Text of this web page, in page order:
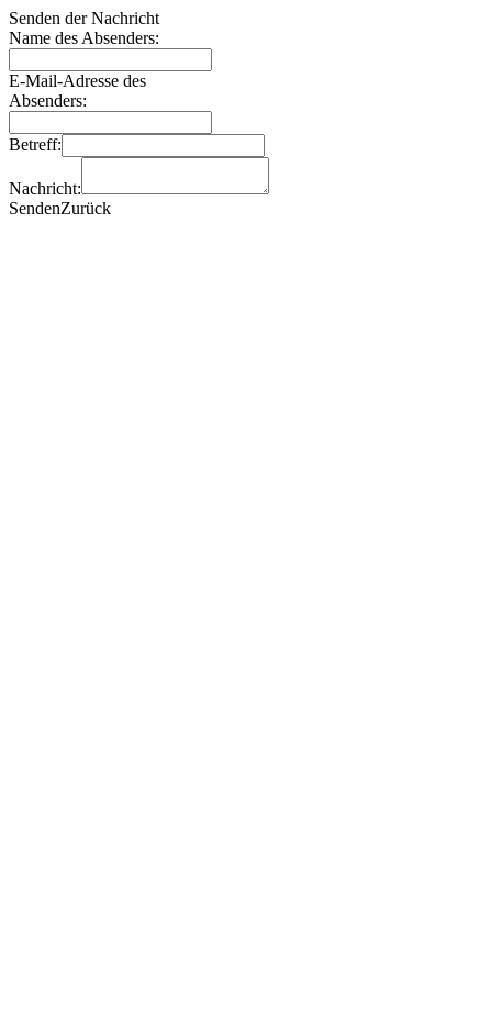
Senden der Nachricht
Name des Absenders:
E-Mail-Adresse des
Absenders:
Betreff:
Nachricht:
SendenZurück